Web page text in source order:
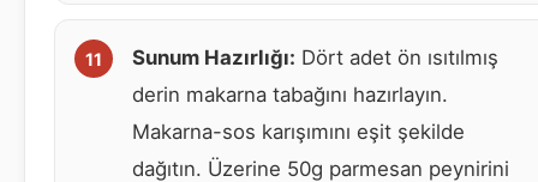
Sunum Hazırlığı: Dört adet ön ısıtılmış
derin makarna tabağını hazırlayın.
Makarna-sos karışımını eşit şekilde
dağıtın. Üzerine 50g parmesan peynirini